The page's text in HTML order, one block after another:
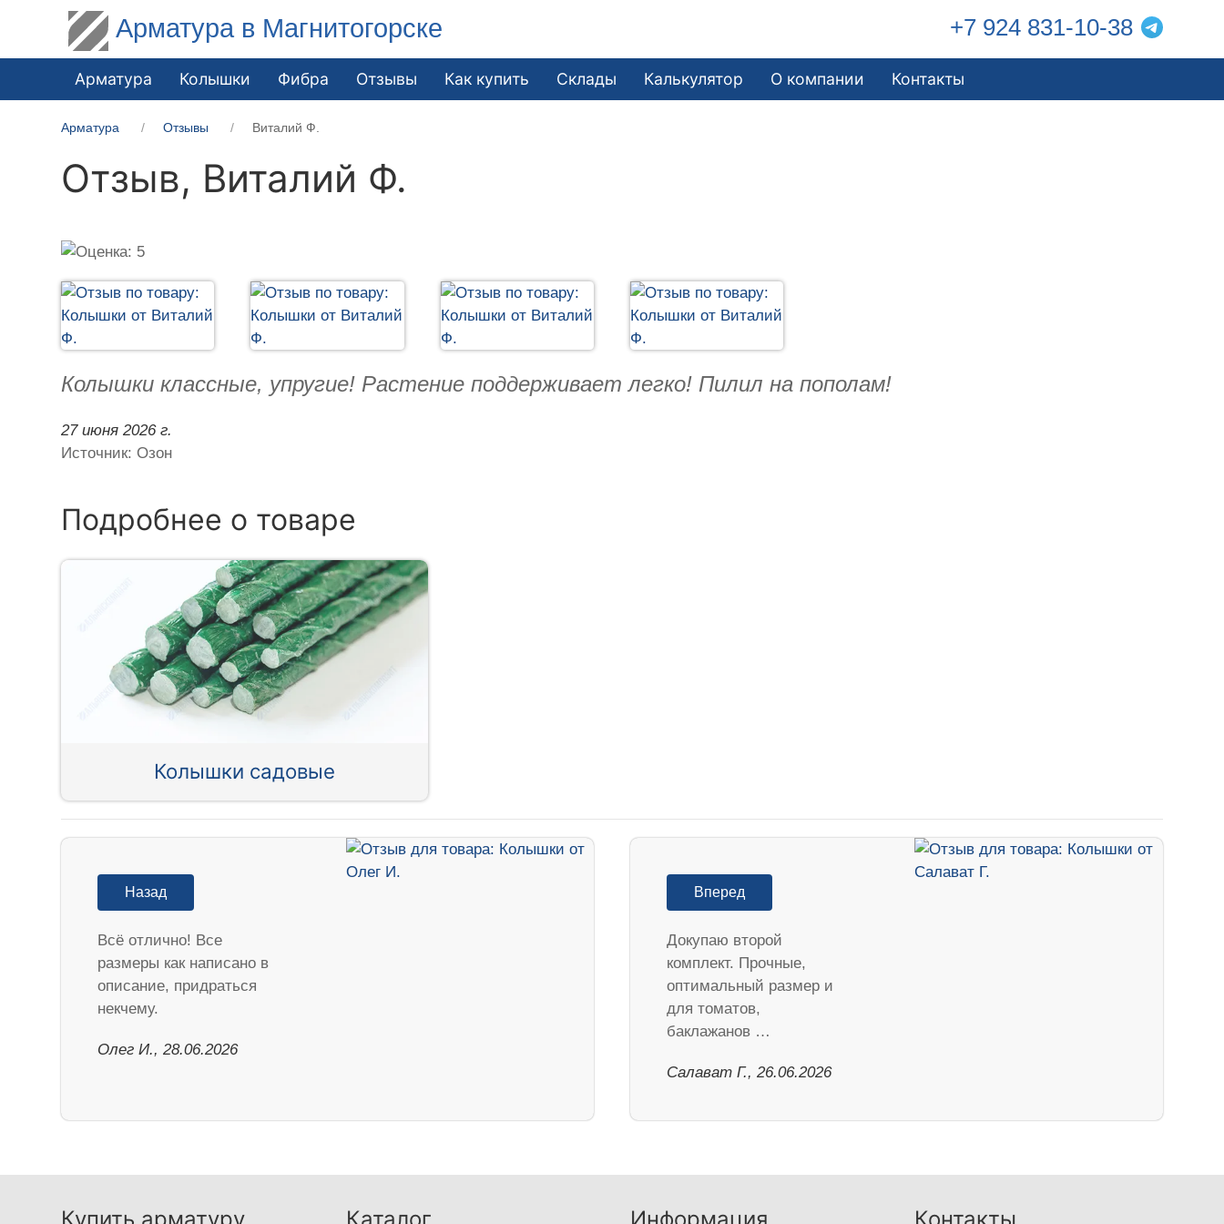
Арматура в Магнитогорске +7 924 831-10-38
Арматура Колышки Фибра Отзывы Как купить Склады Калькулятор О компании Контакты
Арматура Отзывы Виталий Ф.
Отзыв, Виталий Ф.
Колышки классные, упругие! Растение поддерживает легко! Пилил на пополам!
27 июня 2026 г.
Источник: Озон
Подробнее о товаре
Колышки садовые
Назад
Всё отлично! Все
размеры как написано в
описание, придраться
некчему.
Олег И., 28.06.2026
Вперед
Докупаю второй
комплект. Прочные,
оптимальный размер и
для томатов,
баклажанов …
Салават Г., 26.06.2026
Купить арматуру Каталог Информация Контакты